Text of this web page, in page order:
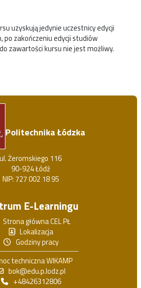
uzyskują jedynie uczestnicy edycji
zakończeniu edycji studiów
zawartości kursu nie jest możliwy.
Politechnika Łódzka
ul. Żeromskiego 116
90-924 Łódź
NIP: 727 002 18 95
E-Learningu
Strona główna CEL PŁ
Lokalizacja
Godziny pracy
techniczna WIKAMP
bok@edu.p.lodz.pl
+48426312806